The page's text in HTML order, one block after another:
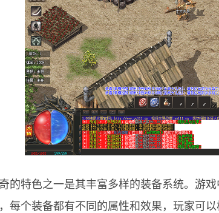
的特色之一是其丰富多样的装备系统。游
每个装备都有不同的属性和效果，玩家可